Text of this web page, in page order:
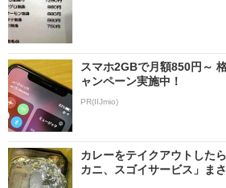
スマホ2GBで月額850円～
ャンペーン実施中！
PR(IIJmio)
カレーをテイクアウトし
カニ、スゴイサービス」ま